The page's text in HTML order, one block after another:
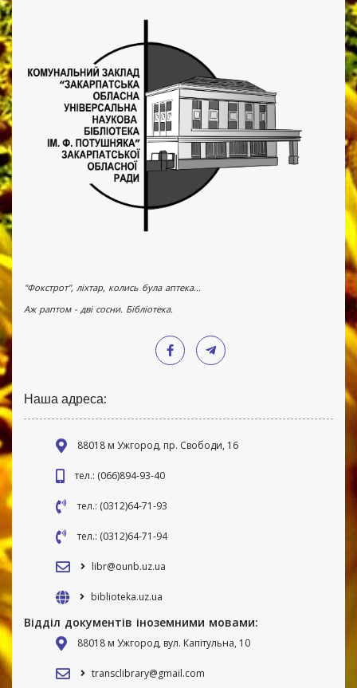
"Фокстрот", ліхтар, колись була аптека...
Аж раптом - дві сосни. Бібліотека.
Наша адреса:
88018 м Ужгород, пр. Свободи, 16
тел.: (066)894-93-40
тел.: (0312)64-71-93
тел.: (0312)64-71-94
libr@ounb.uz.ua
biblioteka.uz.ua
Відділ документів іноземними мовами:
88018 м Ужгород, вул. Капітульна, 10
transclibrary@gmail.com